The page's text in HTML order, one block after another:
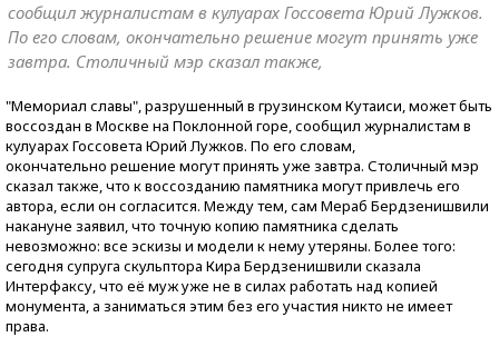
сообщил журналистам в кулуарах Госсовета Юрий Лужков.
По его словам, окончательно решение могут принять уже
завтра. Столичный мэр сказал также,
"Мемориал славы", разрушенный в грузинском Кутаиси, может быть
воссоздан в Москве на Поклонной горе, сообщил журналистам в
кулуарах Госсовета Юрий Лужков. По его словам,
окончательно решение могут принять уже завтра. Столичный мэр
сказал также, что к воссозданию памятника могут привлечь его
автора, если он согласится. Между тем, сам Мераб Бердзенишвили
накануне заявил, что точную копию памятника сделать
невозможно: все эскизы и модели к нему утеряны. Более того:
сегодня супруга скульптора Кира Бердзенишвили сказала
Интерфаксу, что её муж уже не в силах работать над копией
монумента, а заниматься этим без его участия никто не имеет
права.